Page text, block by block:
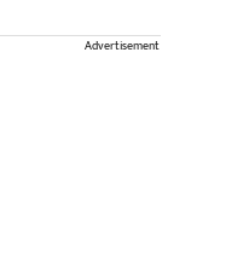
Advertisement